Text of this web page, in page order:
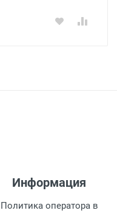
Информация
Политика оператора в